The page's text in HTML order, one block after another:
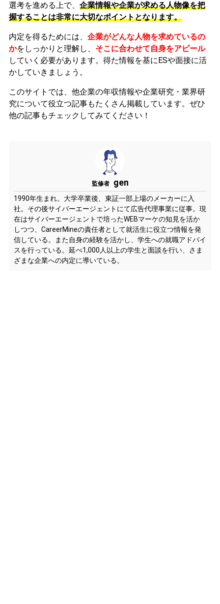
選考を進める上で、 企業情報や企業が求める人物像を把
握することは非常に大切なポイントとなります。
内定を得るためには、 企業がどんな人物を求めているの
かをしっかりと理解し、 そこに合わせて自身をアピール
していく必要があります。 得た情報を基にESや面接に活
かしていきましょう。
このサイトでは、他企業の年収情報や企業研究・業界研
究について役立つ記事もたくさん掲載しています。ぜひ
他の記事もチェックしてみてください！
監修者 gen
1990年生まれ。大学卒業後、東証一部上場のメーカーに入
社。その後サイバーエージェントにて広告代理事業に従事。現
在はサイバーエージェントで培ったWEBマーケの知見を活か
しつつ、CareerMineの責任者として就活生に役立つ情報を発
信している。また自身の経験を活かし、学生への就職アドバイ
スを行っている。延べ1,000人以上の学生と面談を行い、さま
ざまな企業への内定に導いている。